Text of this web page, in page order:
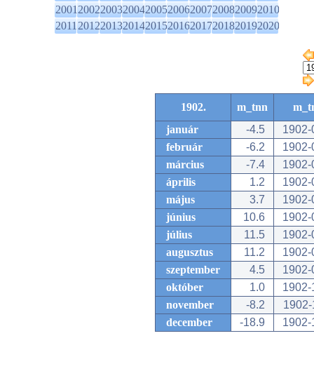
2001200220032004200520062007200820092010
2011201220132014201520162017201820192020
1902. m_tnn
január
-4.5
1902-
február
-6.2
1902-
március
-7.4
1902-
április
1.2
1902-
május
3.7
1902-
június
10.6
1902-
július
11.5
1902-
augusztus
11.2
1902-
szeptember
4.5
1902-
október
1.0
1902-
november
-8.2
december
-18.9 1902-